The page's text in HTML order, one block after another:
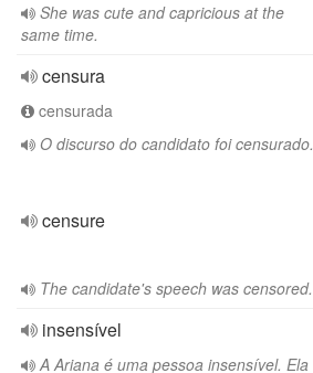
She was cute and capricious at the
same time.
censura
censurada
O discurso do candidato foi censurado.
censure
The candidate's speech was censored.
insensível
A Ariana é uma pessoa insensível. Ela